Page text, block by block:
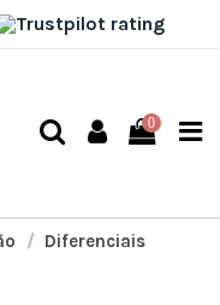
0
Diferenciais